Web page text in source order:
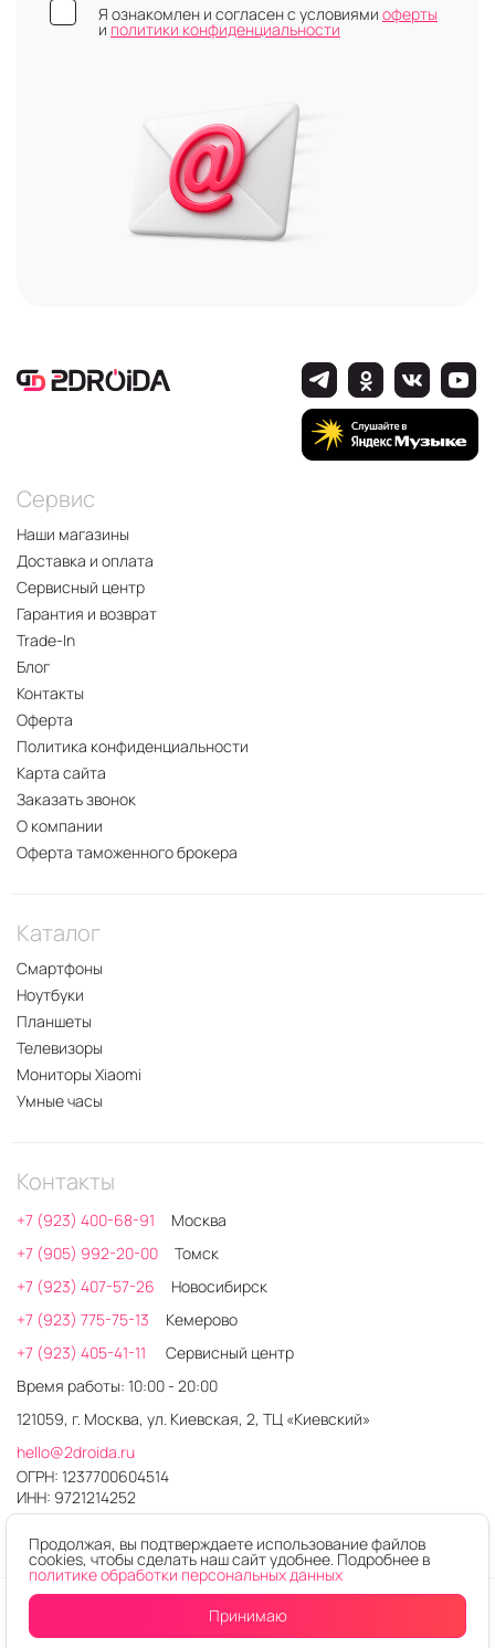
Купить в один клик
Я ознакомлен и согласен с условиями оферты
и политики конфиденциальности
Сервис
Наши магазины
Доставка и оплата
Сервисный центр
Гарантия и возврат
Trade-In
Блог
Контакты
Оферта
Политика конфиденциальности
Карта сайта
Заказать звонок
О компании
Оферта таможенного брокера
Каталог
Смартфоны
Ноутбуки
Планшеты
Телевизоры
Мониторы Xiaomi
Умные часы
Контакты
+7 (923) 400-68-91
Москва
+7 (905) 992-20-00
Томск
+7 (923) 407-57-26
Новосибирск
+7 (923) 775-75-13
Кемерово
+7 (923) 405-41-11
Сервисный центр
Время работы: 10:00 - 20:00
121059, г. Москва, ул. Киевская, 2, ТЦ «Киевский»
hello@2droida.ru
ОГРН: 1237700604514
ИНН: 9721214252
© 2026. Любое использование контента без письменного
Интернет-магазин электроники 2DROIDA
Продолжая, вы подтверждаете использование файлов
cookies, чтобы сделать наш сайт удобнее. Подробнее в
политике обработки персональных данных
Принимаю